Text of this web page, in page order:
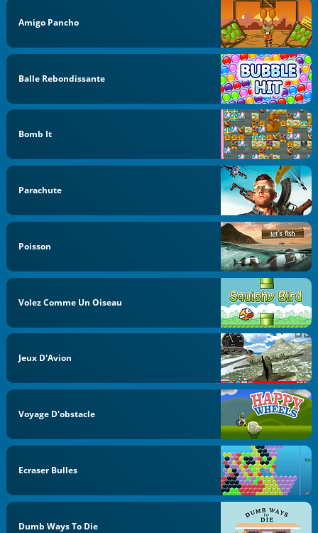
Amigo Pancho
Balle Rebondissante
Bomb It
Parachute
Poisson
Volez Comme Un Oiseau
Jeux D'Avion
Voyage D'obstacle
Ecraser Bulles
Dumb Ways To Die